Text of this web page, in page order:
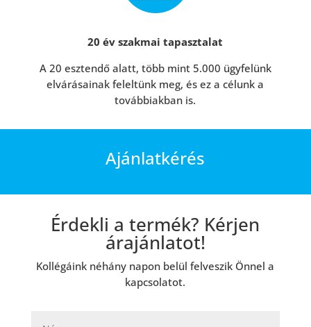
20 év szakmai tapasztalat
A 20 esztendő alatt, több mint 5.000 ügyfelünk
elvárásainak feleltünk meg, és ez a célunk a
továbbiakban is.
Ajánlatkérés
Érdekli a termék? Kérjen
árajánlatot!
Kollégáink néhány napon belül felveszik Önnel a
kapcsolatot.